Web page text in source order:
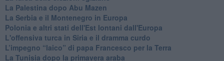
La Palestina dopo Abu Mazen
La Serbia e il Montenegro in Europa
Polonia e altri stati dell'Est lontani dall'Europa
L'offensiva turca in Siria e il dramma curdo
L’impegno “laico” di papa Francesco per la Terra
La Tunisia dopo la primavera araba